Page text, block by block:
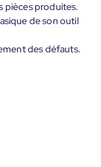
pièces produites.
de son outil
des défauts.